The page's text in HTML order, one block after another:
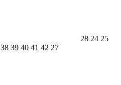
28 24 25
38 39 40 41 42 27